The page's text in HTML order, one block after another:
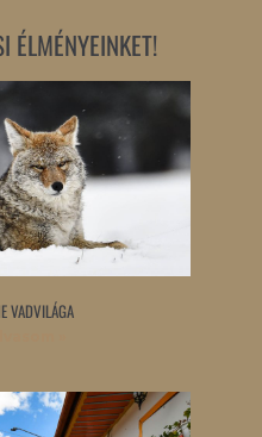
ÉLMÉNYEINKET!
VADVILÁGA